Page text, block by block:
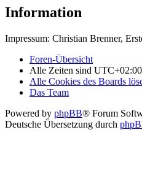
Information
Impressum: Christian Brenner,
Foren-Übersicht
Alle Zeiten sind UTC+02:00
Alle Cookies des Boards
Das Team
Powered by phpBB® Forum
Deutsche Übersetzung durch